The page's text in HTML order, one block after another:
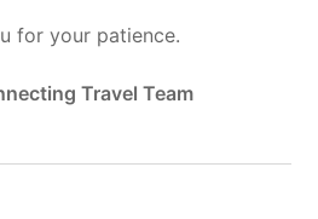
for your patience.
Travel Team